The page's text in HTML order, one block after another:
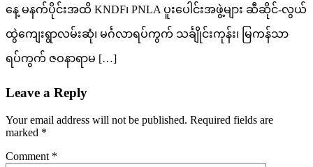
နေ့ မနက်ပိုင်းအထိ KNDF၊ PNLA ပူးပေါင်းအဖွဲ့များ ဆီဆိုင်-လွယ်
ထွဲကျေးရွာလမ်းဆုံ၊ မင်္ဂလာရပ်ကွက် သင်္ချိုင်းကုန်း၊ မြကန်သာ
ရပ်ကွက် ဇဝနာရာမ […]
Leave a Reply
Your email address will not be published. Required fields are
marked *
Comment *